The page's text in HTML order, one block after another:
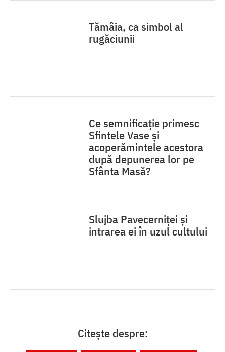
Tămâia, ca simbol al
rugăciunii
Ce semnificație primesc
Sfintele Vase și
acoperămintele acestora
după depunerea lor pe
Sfânta Masă?
Slujba Pavecerniței și
intrarea ei în uzul cultului
Citește despre: